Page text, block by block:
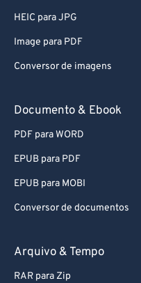
HEIC para JPG
Image para PDF
Conversor de imagens
Documento & Ebook
PDF para WORD
EPUB para PDF
EPUB para MOBI
Conversor de documentos
Arquivo & Tempo
RAR para Zip